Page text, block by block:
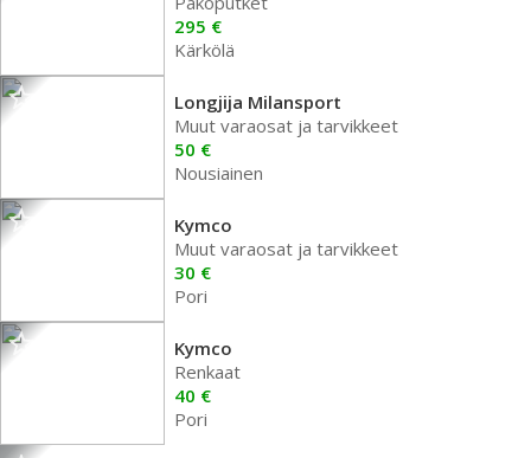
295 €
Kärkölä
Longjija Milansport
Muut varaosat ja tarvikkeet
50 €
Nousiainen
Kymco
Muut varaosat ja tarvikkeet
30 €
Pori
Kymco
Renkaat
40 €
Pori